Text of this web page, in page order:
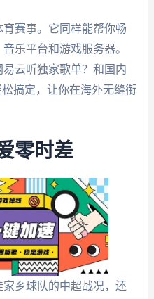
赛事。它同样能帮你畅
乐平台和游戏服务器。
云听独家歌单？和国内
搞定，让你在海外无缝衔
零时差
乡球队的中超战况，还